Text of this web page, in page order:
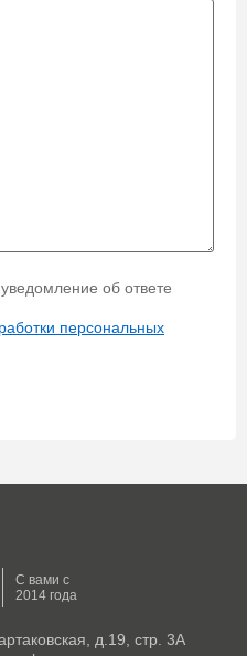
об ответе
персональных
С вами с
2014 года
д.19, стр. 3А